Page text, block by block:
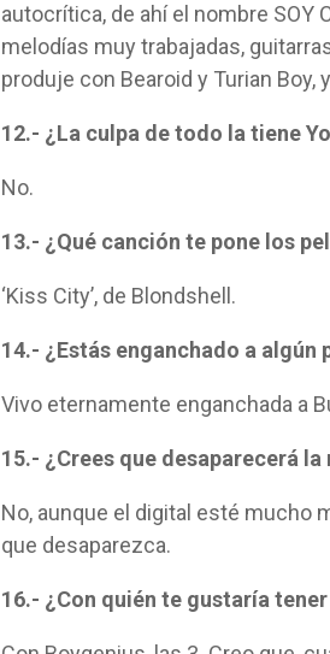
autocrítica, de ahí el nombre SOY
melodías muy trabajadas,
produje con Bearoid y Turian
12.- ¿La culpa de todo la tiene
No.
13.- ¿Qué canción te pone los
‘Kiss City’, de Blondshell.
14.- ¿Estás enganchado a
Vivo eternamente enganchada a
15.- ¿Crees que desaparecerá
No, aunque el digital esté mucho
que desaparezca.
16.- ¿Con quién te gustaría